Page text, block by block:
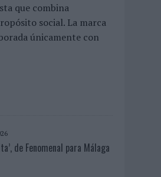
que combina
social. La marca
únicamente con
de Fenomenal para Málaga